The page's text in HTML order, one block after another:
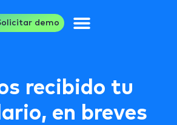
demo
recibido tu
en breves